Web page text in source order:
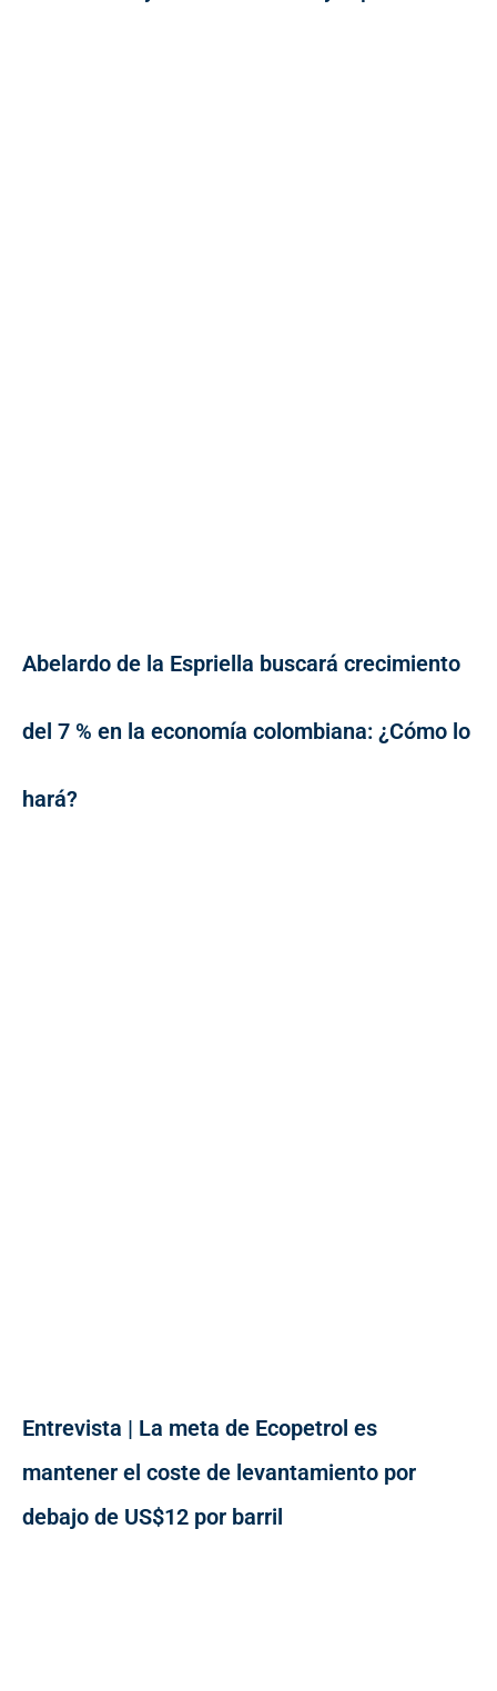
Abelardo de la Espriella buscará crecimiento
del 7 % en la economía colombiana: ¿Cómo lo
hará?
Entrevista | La meta de Ecopetrol es
mantener el coste de levantamiento por
debajo de US$12 por barril